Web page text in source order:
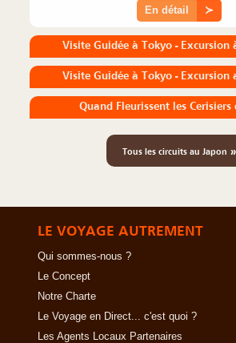
En détail ≻
Quand Fleurissent les Cerisiers
Tous les circuits au Japon »
LE VOYAGE AUTREMENT
Qui sommes-nous ?
Le Concept
Notre Charte
Le Voyage en Direct... c'est quoi ?
Les Agents Locaux Partenaires